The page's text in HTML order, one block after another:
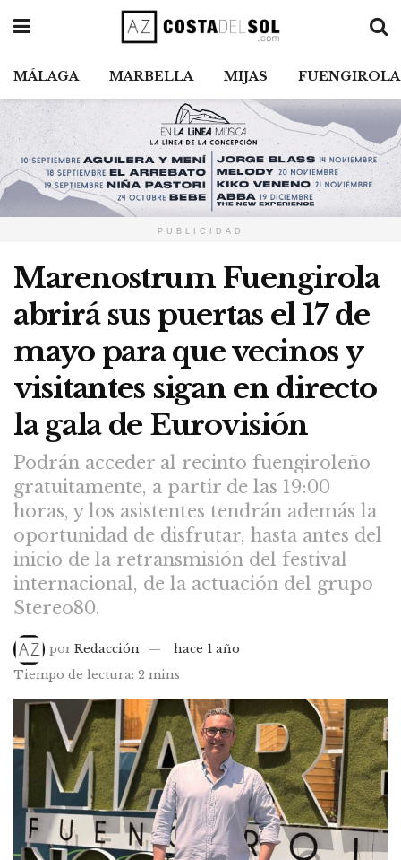
MÁLAGA MARBELLA MIJAS FUENGIROLA
PUBLICIDAD
Marenostrum Fuengirola
abrirá sus puertas el 17 de
mayo para que vecinos y
visitantes sigan en directo
la gala de Eurovisión
Podrán acceder al recinto fuengiroleño
gratuitamente, a partir de las 19:00
horas, y los asistentes tendrán además la
oportunidad de disfrutar, hasta antes del
inicio de la retransmisión del festival
internacional, de la actuación del grupo
Stereo80.
por Redacción
hace 1 año
Tiempo de lectura: 2 mins